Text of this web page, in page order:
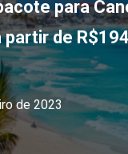
para
partir de
de 2023